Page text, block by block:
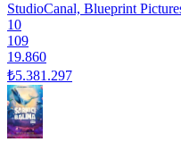
StudioCanal, Blueprint
10
109
19.860
₺5.381.297